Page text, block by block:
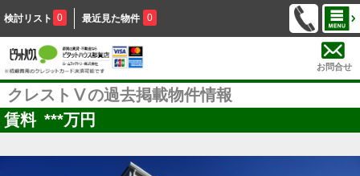
検討リスト 0 最近見た物件 0
お問合せ
クレストⅤの過去掲載物件情報
賃料 ***万円